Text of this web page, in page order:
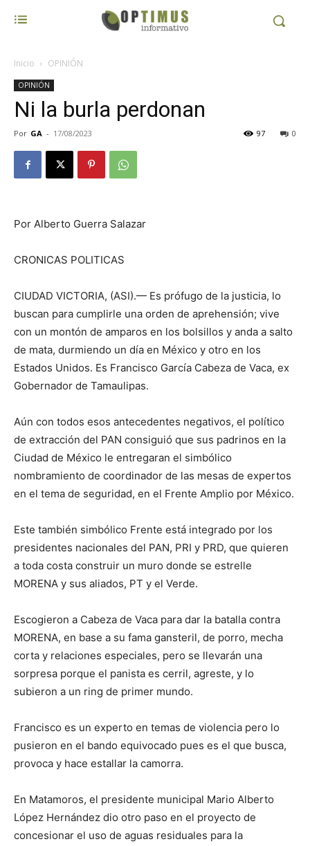
Inicio OPINIÓN
OPINIÓN
Ni la burla perdonan
Por GA - 17/08/2023 0
97
Por Alberto Guerra Salazar
CRONICAS POLITICAS
CIUDAD VICTORIA, (ASI).— Es prófugo de la justicia, lo
buscan para cumplirle una orden de aprehensión; vive
con un montón de amparos en los bolsillos y anda a salto
de mata, durmiendo un día en México y otro en los
Estados Unidos. Es Francisco García Cabeza de Vaca, ex
Gobernador de Tamaulipas.
Aún con todos esos antecedentes negativos, el político
de extracción del PAN consiguió que sus padrinos en la
Ciudad de México le entregaran el simbólico
nombramiento de coordinador de las mesas de expertos
en el tema de seguridad, en el Frente Amplio por México.
Este también simbólico Frente está integrado por los
presidentes nacionales del PAN, PRI y PRD, que quieren
a toda costa construir un muro donde se estrelle
MORENA y sus aliados, PT y el Verde.
Escogieron a Cabeza de Vaca para dar la batalla contra
MORENA, en base a su fama gansteril, de porro, mecha
corta y relaciones especiales, pero se llevarán una
sorpresa porque el panista es cerril, agreste, y lo
subieron a un ring de primer mundo.
Francisco es un experto en temas de violencia pero lo
pusieron en el bando equivocado pues es el que busca,
provoca y hace estallar la camorra.
En Matamoros, el presidente municipal Mario Alberto
López Hernández dio otro paso en el proyecto de
concesionar el uso de aguas residuales para la